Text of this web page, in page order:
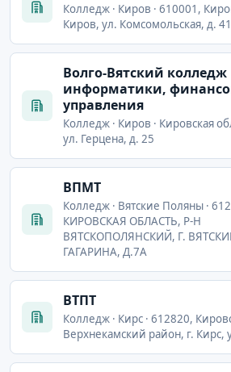
Колледж · Киров · 610001,
Киров, ул. Комсомольская, д.
Волго-Вятский колледж
информатики,
управления
Колледж · Киров · Кировская
ул. Герцена, д. 25
ВПМТ
Колледж · Вятские Поляны ·
КИРОВСКАЯ ОБЛАСТЬ, Р-Н
ВЯТСКОПОЛЯНСКИЙ, Г.
ГАГАРИНА, Д.7А
ВТПТ
Колледж · Кирс · 612820,
Верхнекамский район, г. Кирс,